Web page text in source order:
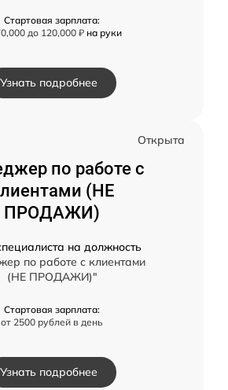
Стартовая зарплата:
до 120,000 ₽ на руки
Узнать подробнее
Открыта
по работе с
(НЕ
ПРОДАЖИ)
на должность
по работе с клиентами
(НЕ ПРОДАЖИ)"
Стартовая зарплата:
от 2500 рублей в день
Узнать подробнее